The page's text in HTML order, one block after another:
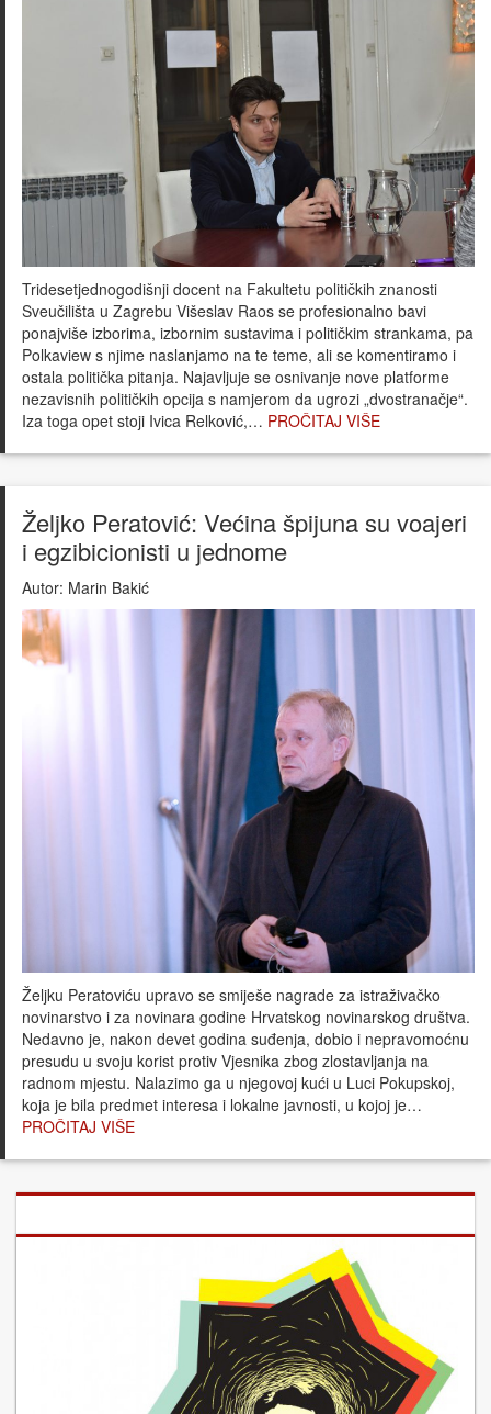
Tridesetjednogodišnji docent na Fakultetu političkih znanosti
Sveučilišta u Zagrebu Višeslav Raos se profesionalno bavi
ponajviše izborima, izbornim sustavima i političkim strankama, pa
Polkaview s njime naslanjamo na te teme, ali se komentiramo i
ostala politička pitanja. Najavljuje se osnivanje nove platforme
nezavisnih političkih opcija s namjerom da ugrozi „dvostranačje“.
Iza toga opet stoji Ivica Relković,… PROČITAJ VIŠE
Željko Peratović: Većina špijuna su voajeri
i egzibicionisti u jednome
Autor: Marin Bakić
Željku Peratoviću upravo se smiješe nagrade za istraživačko
novinarstvo i za novinara godine Hrvatskog novinarskog društva.
Nedavno je, nakon devet godina suđenja, dobio i nepravomoćnu
presudu u svoju korist protiv Vjesnika zbog zlostavljanja na
radnom mjestu. Nalazimo ga u njegovoj kući u Luci Pokupskoj,
koja je bila predmet interesa i lokalne javnosti, u kojoj je…
PROČITAJ VIŠE